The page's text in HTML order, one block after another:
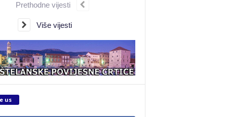
Prethodne vijesti
Više vijesti
us